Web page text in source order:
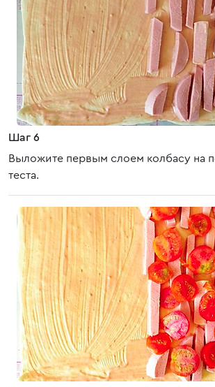
Шаг 6
Выложите первым слоем колбасу на
теста.